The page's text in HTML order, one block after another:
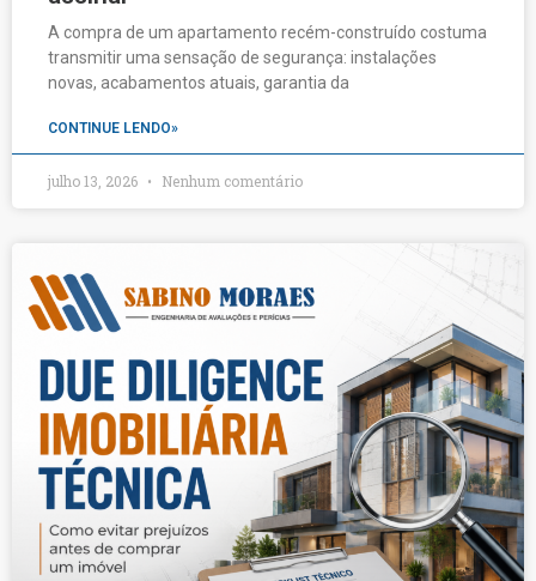
A compra de um apartamento recém-construído costuma
transmitir uma sensação de segurança: instalações
novas, acabamentos atuais, garantia da
CONTINUE LENDO»
julho 13, 2026 Nenhum comentário